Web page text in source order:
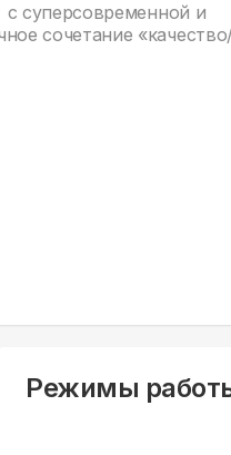
суперсовременной и
сочетание
Режимы